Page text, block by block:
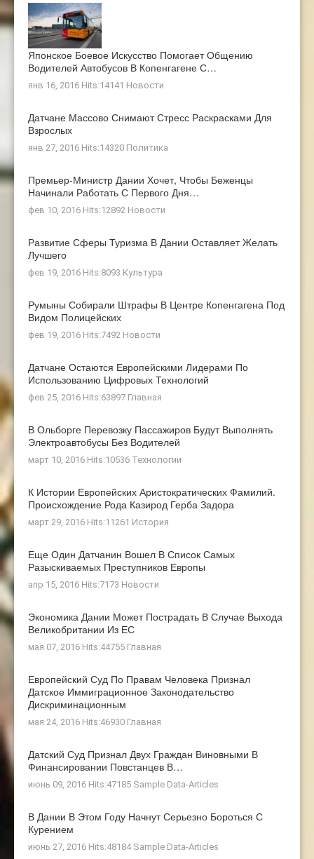
Японское Боевое Искусство Помогает Общению
Водителей Автобусов В Копенгагене С…
янв 16, 2016 Hits:14141 Новости
Датчане Массово Снимают Стресс Раскрасками Для
Взрослых
янв 27, 2016 Hits:14320 Политика
Премьер-Министр Дании Хочет, Чтобы Беженцы
Начинали Работать С Первого Дня…
фев 10, 2016 Hits:12892 Новости
Развитие Сферы Туризма В Дании Оставляет Желать
Лучшего
фев 19, 2016 Hits:8093 Культура
Румыны Собирали Штрафы В Центре Копенгагена Под
Видом Полицейских
фев 19, 2016 Hits:7492 Новости
Датчане Остаются Европейскими Лидерами По
Использованию Цифровых Технологий
фев 25, 2016 Hits:63897 Главная
В Ольборге Перевозку Пассажиров Будут Выполнять
Электроавтобусы Без Водителей
март 10, 2016 Hits:10536 Технологии
К Истории Европейских Аристократических Фамилий.
Происхождение Рода Казирод Герба Задора
март 29, 2016 Hits:11261 История
Еще Один Датчанин Вошел В Список Самых
Разыскиваемых Преступников Европы
апр 15, 2016 Hits:7173 Новости
Экономика Дании Может Пострадать В Случае Выхода
Великобритании Из ЕС
мая 07, 2016 Hits:44755 Главная
Европейский Суд По Правам Человека Признал
Датское Иммиграционное Законодательство
Дискриминационным
мая 24, 2016 Hits:46930 Главная
Датский Суд Признал Двух Граждан Виновными В
Финансировании Повстанцев В…
июнь 09, 2016 Hits:47185 Sample Data-Articles
В Дании В Этом Году Начнут Серьезно Бороться С
Курением
июнь 27, 2016 Hits:48184 Sample Data-Articles